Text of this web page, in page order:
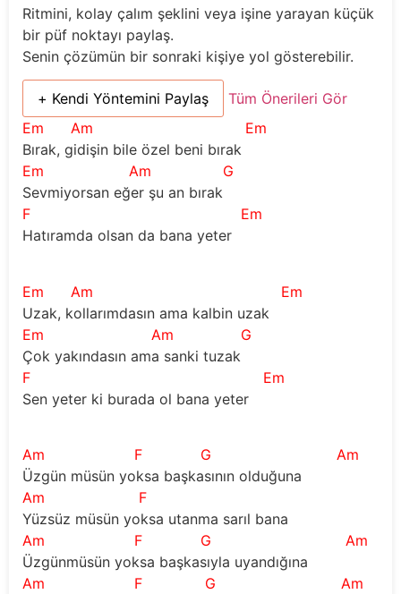
Ritmini, kolay çalım şeklini veya işine yarayan küçük
bir püf noktayı paylaş.
Senin çözümün bir sonraki kişiye yol gösterebilir.
+ Kendi Yöntemini Paylaş
Tüm Önerileri Gör
Em
Am
Em
Bırak, gidişin bile özel beni bırak
Em
Am
G
Sevmiyorsan eğer şu an bırak
F
Em
Hatıramda olsan da bana yeter
Em Am
Em
Uzak, kollarımdasın ama kalbin uzak
Em
Am
G
Çok yakındasın ama sanki tuzak
F
Em
Sen yeter ki burada ol bana yeter
Am F G
Am
Üzgün müsün yoksa başkasının olduğuna
Am
F
Yüzsüz müsün yoksa utanma sarıl bana
Am
F G
Am
Üzgünmüsün yoksa başkasıyla uyandığına
Am
F G
Am